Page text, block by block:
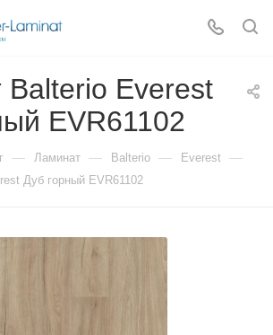
Everest
EVR61102
— Ламинат — Balterio — Everest —
Дуб горный EVR61102